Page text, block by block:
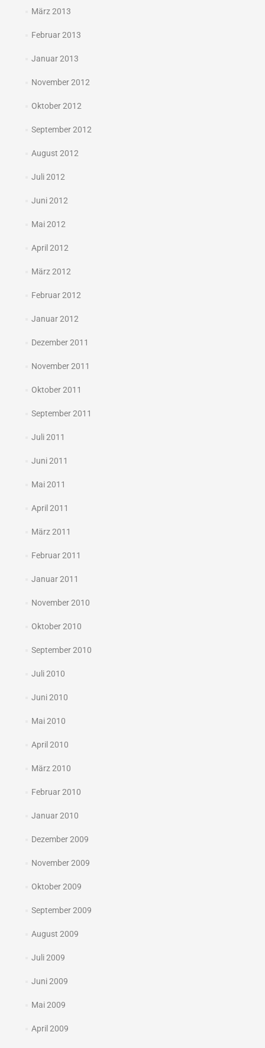
März 2013
Februar 2013
Januar 2013
November 2012
Oktober 2012
September 2012
August 2012
Juli 2012
Juni 2012
Mai 2012
April 2012
März 2012
Februar 2012
Januar 2012
Dezember 2011
November 2011
Oktober 2011
September 2011
Juli 2011
Juni 2011
Mai 2011
April 2011
März 2011
Februar 2011
Januar 2011
November 2010
Oktober 2010
September 2010
Juli 2010
Juni 2010
Mai 2010
April 2010
März 2010
Februar 2010
Januar 2010
Dezember 2009
November 2009
Oktober 2009
September 2009
August 2009
Juli 2009
Juni 2009
Mai 2009
April 2009